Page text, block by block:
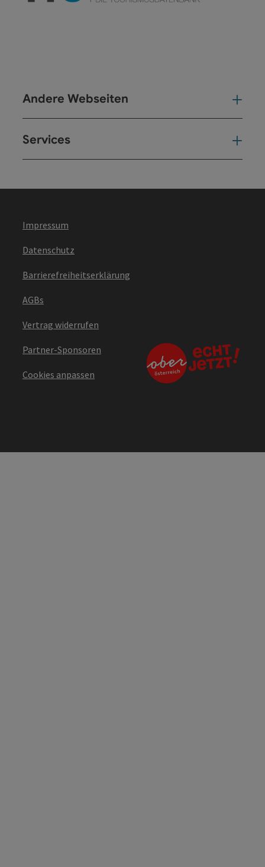
Andere Webseiten
Services
Impressum
Datenschutz
Barrierefreiheitserklärung
AGBs
Vertrag widerrufen
Partner-Sponsoren
Cookies anpassen